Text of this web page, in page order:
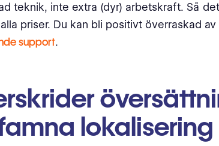
teknik, inte extra (dyr) arbetskraft. Så
priser. Du kan bli positivt överraskad av
support.
lokalisering